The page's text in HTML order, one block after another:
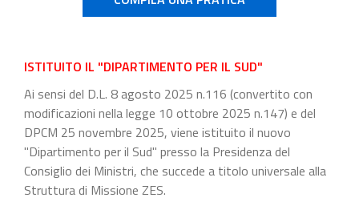
ISTITUITO IL "DIPARTIMENTO PER IL SUD"
Ai sensi del D.L. 8 agosto 2025 n.116 (convertito con
modificazioni nella legge 10 ottobre 2025 n.147) e del
DPCM 25 novembre 2025, viene istituito il nuovo
"Dipartimento per il Sud" presso la Presidenza del
Consiglio dei Ministri, che succede a titolo universale alla
Struttura di Missione ZES.